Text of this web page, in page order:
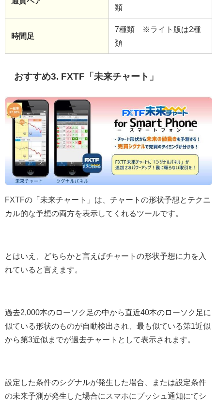
類
時間足
7種類 ※ライト版は2種
類
おすすめ3. FXTF「未来チャート」
FXTFの「未来チャート」は、チャートの形状予想とテクニ
カル的な予想の両方を表示してくれるツールです。
とはいえ、どちらかと言えばチャートの形状予想に力を入
れていると言えます。
過去2,000本のローソク足の中から直近40本のローソク足に
似ている形状のものが自動検出され、最も似ている第1近似
から第3近似までが過去チャートとして表示されます。
設定した条件のシグナルが発生した場合、または設定条件
の未来予測が発生した場合にスマホにプッシュ通知にてシ